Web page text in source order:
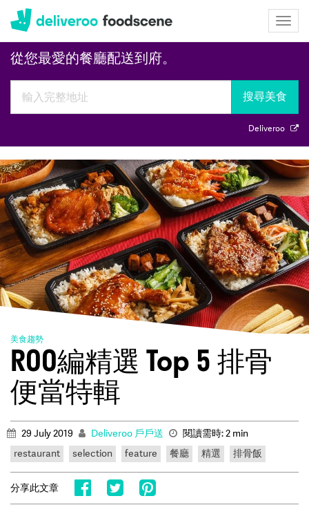
Deliveroo
美食趨勢 ROO編精選 Top 5 排骨便當特輯
美食趨勢
ROO編精選 Top 5 排骨
便當特輯
29 July 2019 Deliveroo 戶戶送
閱讀需時: 2 min
restaurant
selection feature 餐廳 精選 排骨飯
分享此文章
從您最愛的餐廳配送到府。
搜尋美食
Deliveroo